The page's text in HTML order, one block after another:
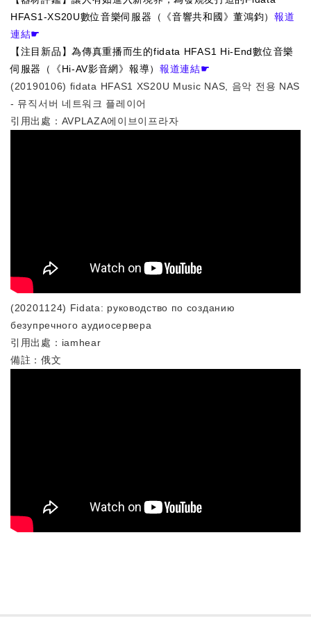
HFAS1-XS20U數位音樂伺服器
（《音響共和國 》董鴻鈞）報道
連結☛
【注目新品 】為傳真重播而生的fidata HFAS1 Hi-End數位音樂
伺服器
（《Hi-AV影音網》報導） 報道連結☛
(20190106) fidata HFAS1 XS20U Music NAS, 음악 전용 NAS
- 뮤직서버 네트워크 플레이어
引用出處：AVPLAZA에이브이프라자
(20201124) Fidata: руководство по созданию
безупречного аудиосервера
引用出處：iamhear
備註：俄文